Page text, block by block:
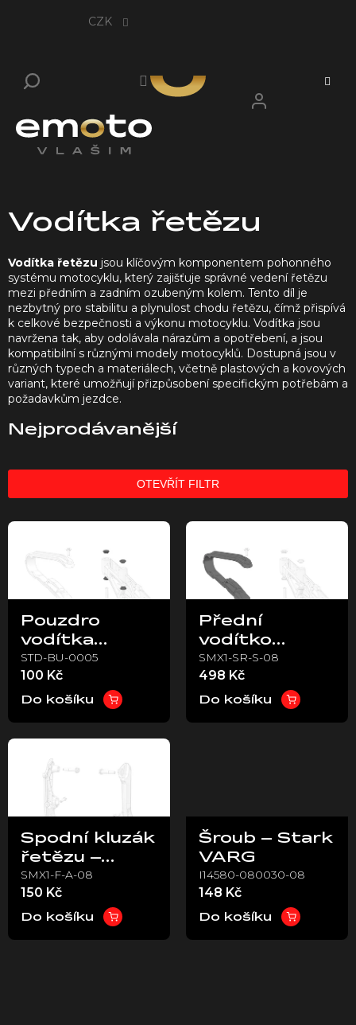
CZK
Vodítka řetězu
Vodítka řetězu jsou klíčovým komponentem pohonného
systému motocyklu, který zajišťuje správné vedení řetězu
mezi předním a zadním ozubeným kolem. Tento díl je
nezbytný pro stabilitu a plynulost chodu řetězu, čímž přispívá
k celkové bezpečnosti a výkonu motocyklu. Vodítka jsou
navržena tak, aby odolávala nárazům a opotřebení, a jsou
kompatibilní s různými modely motocyklů. Dostupná jsou v
různých typech a materiálech, včetně plastových a kovových
variant, které umožňují přizpůsobení specifickým potřebám a
požadavkům jezdce.
Nejprodávanější
OTEVŘÍT FILTR
V
Pouzdro
vodítka
řetězu –
Stark VARG
STD-BU-0005
100 Kč
Do košíku
Přední
vodítko
řetězu na
kyvné vidlici –
Stark VARG
SMX1-SR-S-08
498 Kč
Do košíku
Spodní kluzák
řetězu –
Stark VARG
SMX1-F-A-08
150 Kč
Do košíku
Šroub – Stark
VARG
I14580-080030-08
148 Kč
Do košíku